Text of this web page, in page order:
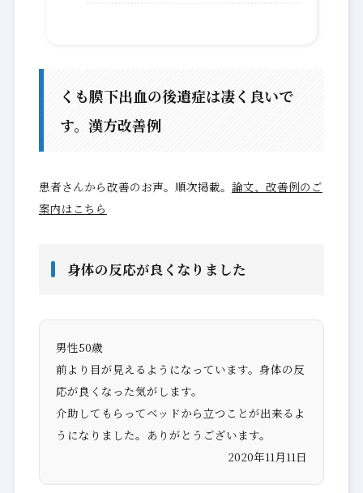
くも膜下出血の後遺症は凄く良いで
す。漢方改善例
患者さんから改善のお声。順次掲載。 論文、改善例のご
案内はこちら
身体の反応が良くなりました
男性50歳
前より目が見えるようになっています。身体の反
応が良くなった気がします。
介助してもらってベッドから立つことが出来るよ
うになりました。ありがとうございます。
2020年11月11日